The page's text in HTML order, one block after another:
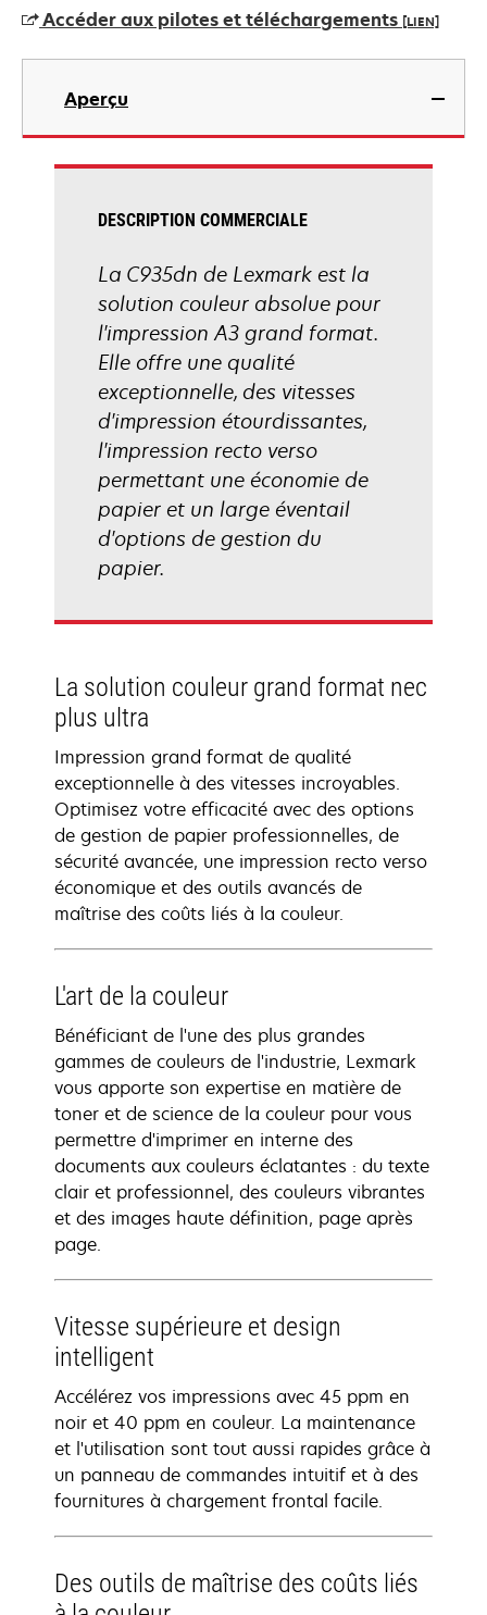
Accéder aux pilotes et téléchargements [LIEN]
s’ouvre
nouvel
onglet
Aperçu
DESCRIPTION COMMERCIALE
La C935dn de Lexmark est la
solution couleur absolue pour
l'impression A3 grand format.
Elle offre une qualité
exceptionnelle, des vitesses
d'impression étourdissantes,
l'impression recto verso
permettant une économie de
papier et un large éventail
d'options de gestion du
papier.
La solution couleur grand format nec
plus ultra
Impression grand format de qualité
exceptionnelle à des vitesses incroyables.
Optimisez votre efficacité avec des options
de gestion de papier professionnelles, de
sécurité avancée, une impression recto verso
économique et des outils avancés de
maîtrise des coûts liés à la couleur.
L'art de la couleur
Bénéficiant de l'une des plus grandes
gammes de couleurs de l'industrie, Lexmark
vous apporte son expertise en matière de
toner et de science de la couleur pour vous
permettre d'imprimer en interne des
documents aux couleurs éclatantes : du texte
clair et professionnel, des couleurs vibrantes
et des images haute définition, page après
page.
Vitesse supérieure et design
intelligent
Accélérez vos impressions avec 45 ppm en
noir et 40 ppm en couleur. La maintenance
et l'utilisation sont tout aussi rapides grâce à
un panneau de commandes intuitif et à des
fournitures à chargement frontal facile.
Des outils de maîtrise des coûts liés